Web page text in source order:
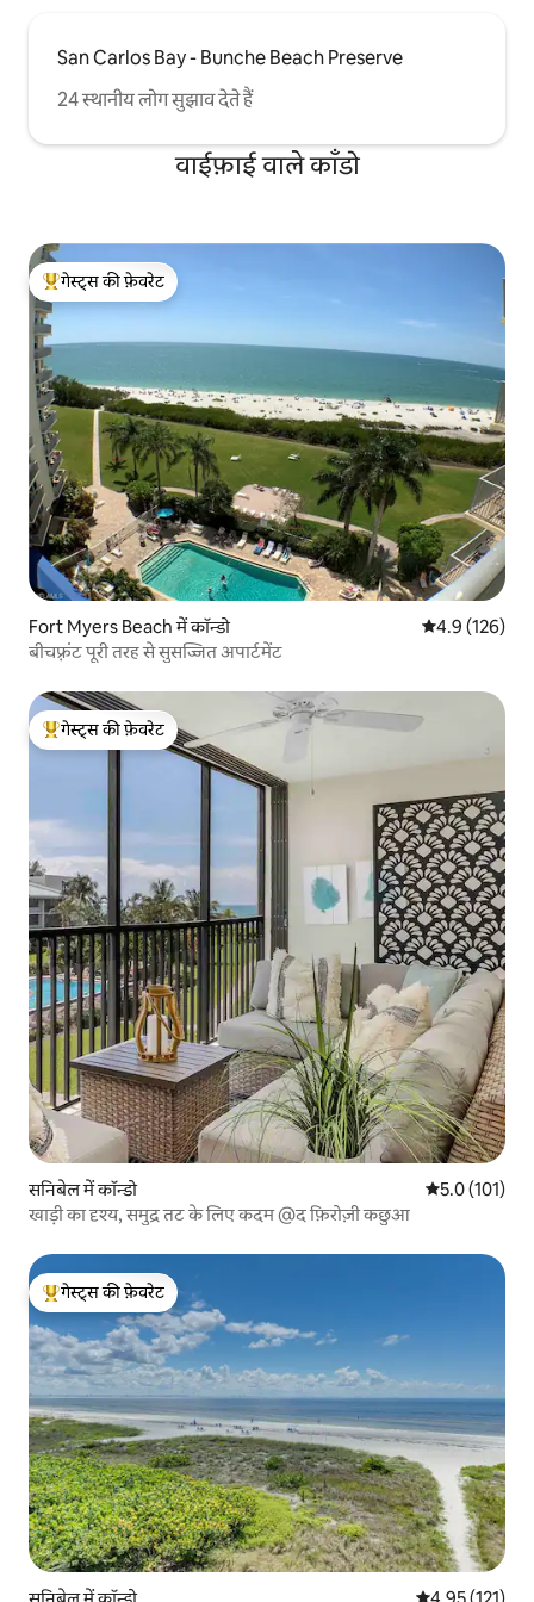
आरामदायक छुट्टियों वाली किराए की जगह तलाश
रहे हैं, तो Sunseeker आपका स्वागत करने के लिए
तैयार है।
San Carlos Bay - Bunche Beach Preserve
24 स्थानीय लोग सुझाव देते हैं
वाईफ़ाई वाले काँडो
गेस्ट्स का टॉप फ़ेवरेट
गेस्ट्स की फ़ेवरेट
Fort Myers Beach में कॉन्डो औसत रेटिंग 5 में
4.9 (126)
बीचफ़्रंट पूरी तरह से सुसज्जित अपार्टमेंट
गेस्ट्स का टॉप फ़ेवरेट
गेस्ट्स की फ़ेवरेट
सनिबेल में कॉन्डो औसत रेटिंग 5 में
5.0 (101)
खाड़ी का दृश्य, समुद्र तट के लिए कदम @द फ़िरोज़ी कछुआ
गेस्ट्स का टॉप फ़ेवरेट
गेस्ट्स की फ़ेवरेट